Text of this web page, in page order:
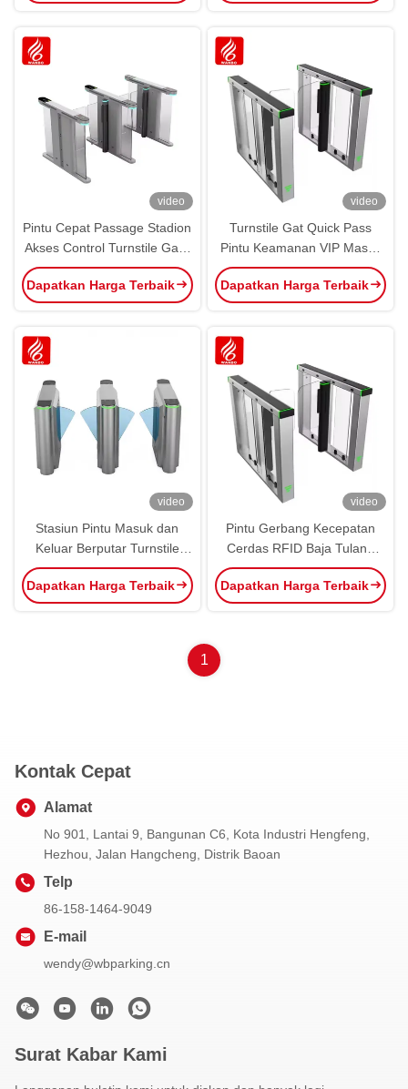
Turnstile
video
Pintu Cepat Passage Stadion
Akses Control Turnstile Gate
Swing Barrier Turnstile
Dapatkan Harga Terbaik
video
Turnstile Gat Quick Pass
Pintu Keamanan VIP Masuk
Wajah Sidik Jari Kartu RFID
Dapatkan Harga Terbaik
video
Stasiun Pintu Masuk dan
Keluar Berputar Turnstile
Flap Wing Door Berputar
Automatic Fence Wing Gate
Dapatkan Harga Terbaik
video
Pintu Gerbang Kecepatan
Cerdas RFID Baja Tulang
Bawang Qr Kode Swing
Barrier Untuk Kontrol Akses
Pejalan kaki
Dapatkan Harga Terbaik
1
Kontak Cepat
Alamat
No 901, Lantai 9, Bangunan C6, Kota Industri Hengfeng,
Hezhou, Jalan Hangcheng, Distrik Baoan
Telp
86-158-1464-9049
E-mail
wendy@wbparking.cn
Surat Kabar Kami